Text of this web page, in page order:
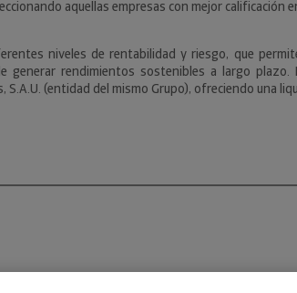
aquellas empresas con mejor calificación
niveles de rentabilidad y riesgo, que
rendimientos sostenibles a largo
S.A.U. (entidad del mismo Grupo), ofreciendo una